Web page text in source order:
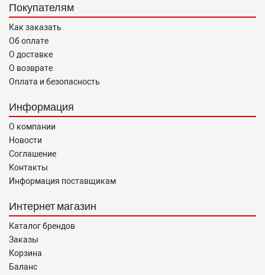
Покупателям
Как заказать
Об оплате
О доставке
О возврате
Оплата и безопасность
Информация
О компании
Новости
Соглашение
Контакты
Информация поставщикам
Интернет магазин
Каталог брендов
Заказы
Корзина
Баланс